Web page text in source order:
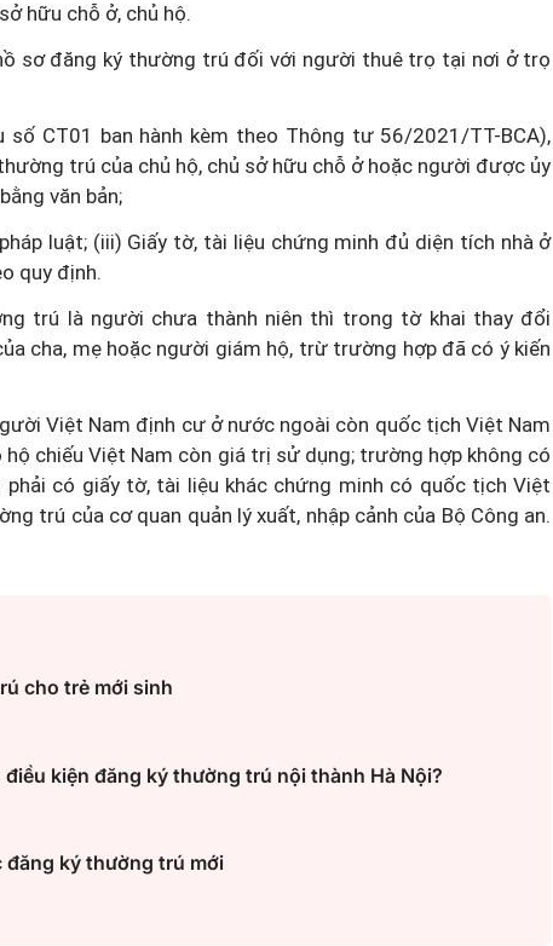
hữu chỗ ở, chủ hộ.
sơ đăng ký thường trú đối với người thuê trọ tại nơi ở trọ
CT01 ban hành kèm theo Thông tư 56/2021/TT-BCA),
trú của chủ hộ, chủ sở hữu chỗ ở hoặc người được ủy
văn bản;
luật; (iii) Giấy tờ, tài liệu chứng minh đủ diện tích nhà ở
quy định.
trú là người chưa thành niên thì trong tờ khai thay đổi
cha, mẹ hoặc người giám hộ, trừ trường hợp đã có ý kiến
Việt Nam định cư ở nước ngoài còn quốc tịch Việt Nam
chiếu Việt Nam còn giá trị sử dụng; trường hợp không có
có giấy tờ, tài liệu khác chứng minh có quốc tịch Việt
trú của cơ quan quản lý xuất, nhập cảnh của Bộ Công an.
cho trẻ mới sinh
kiện đăng ký thường trú nội thành Hà Nội?
đăng ký thường trú mới